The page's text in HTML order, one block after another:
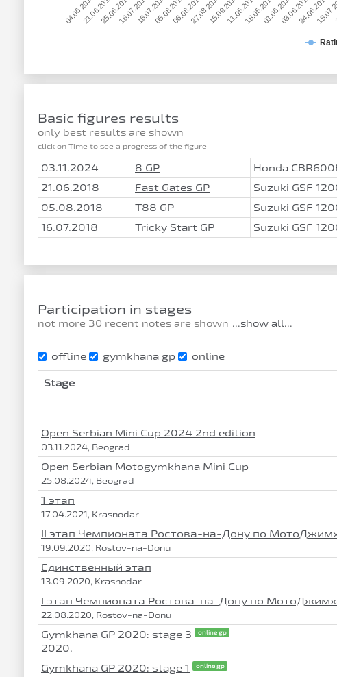
04.06.201821.06.201825.06.201816.07.201816.07.201805.08.201806.08.201827.08.201815.09.201811.05.201918.05.201901.06.201903.06.201924.06.2019
Basic figures results
only best results are shown
click on Time to see a progress of the figure
03.11.2024 8 GP Honda
21.06.2018
Fast Gates GP Suzuki GSF
05.08.2018
T88 GP Suzuki GSF
16.07.2018
Tricky Start GP Suzuki GSF
Participation in stages
not more 30 recent notes are shown ...show all...
offline gymkhana gp online
Stage
Open Serbian Mini Cup 2024 2nd edition
03.11.2024, Beograd
Open Serbian Motogymkhana Mini Cup
25.08.2024, Beograd
1 этап
17.04.2021, Krasnodar
II этап Чемпионата Ростова-на-Дону по
19.09.2020, Rostov-na-Donu
Единственный этап
13.09.2020, Krasnodar
I этап Чемпионата Ростова-на-Дону по
22.08.2020, Rostov-na-Donu
Gymkhana GP 2020: stage 3 online gp
2020.
Gymkhana GP 2020: stage 1 online gp